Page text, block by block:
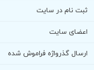
ثبت نام در سایت
اعضای سایت
ارسال گذرواژه فراموش شده